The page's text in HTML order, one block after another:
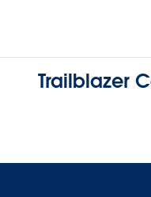
Trailblazer